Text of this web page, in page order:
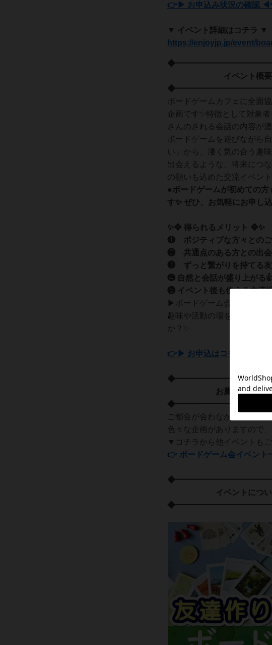
👉▶ お申込み状況の確認
▼ イベント詳細はコチラ ▼
https://enjoyjp.jp/event/
イベント概要
ボードゲームカフェに全面
企画です✨特徴として対象
さんのされる会話の内容が
ボードゲームを遊びながら
い」から、凄く気の合う趣
出会えるような、将来につ
の願いも込めた交流イベント
●ボードゲームが初めての
す✨ ぜひ、お気軽にお申し
✨❖ 得られるメリット ❖✨
❶ ポジティブな方々との
❷ 共通点のある方との出
❸ ずっと繋がりを持てる
❹ 自然と会話が盛り上がる
❺ イベント後も使える交流
▶ボードゲーム会には想い
趣味や活動の場を広げて、
か？✨
👉▶ お申込はコチラから
お薦めのイベン
ご都合が合わなかったり満
色々な企画がありますので、
▼コチラから他イベントも
👉 ボードゲーム会イベント
イベントについ